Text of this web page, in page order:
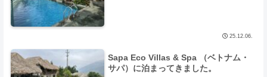
25.12.06.
Sapa Eco Villas & Spa （ベトナム・
サパ）に泊まってきました。